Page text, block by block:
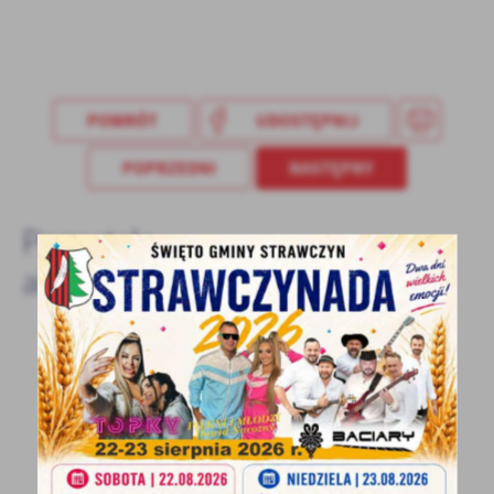
POWRÓT UDOSTĘPNIJ
POPRZEDNI NASTĘPNY
Pozostałe
aktualności
26 - 08 - 2025
Ogłoszenie w sprawie odbioru folii rolniczych
Odbiór odpadów z folii rolniczych: czarnych